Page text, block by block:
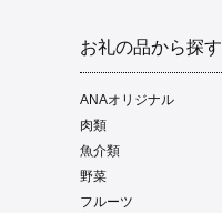
お礼の品から探す
ANAオリジナル
肉類
魚介類
野菜
フルーツ